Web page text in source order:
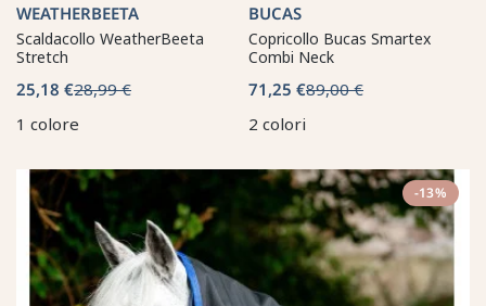
WEATHERBEETA
Scaldacollo WeatherBeeta
Stretch
25,18 €28,99 €
1 colore
BUCAS
Copricollo Bucas Smartex
Combi Neck
71,25 €89,00 €
2 colori
-13%